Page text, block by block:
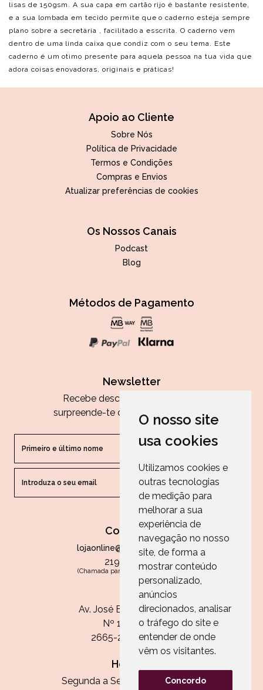
O nosso site
usa cookies
Utilizamos cookies e
outras tecnologias
de medição para
melhorar a sua
experiência de
navegação no nosso
site, de forma a
mostrar conteúdo
personalizado,
anúncios
direcionados, analisar
o tráfego do site e
entender de onde
vêm os visitantes.
Concordo
lisas de 150gsm. A sua capa em cartão rijo é bastante resistente,
e a sua lombada em tecido permite que o caderno esteja sempre
plano sobre a secretária , facilitado a esscrita. O caderno vem
dentro de uma linda caixa que condiz com o seu tema. Este
caderno é um otimo presente para aquela pessoa na tua vida que
adora coisas enovadoras, originais e práticas!
Apoio ao Cliente
Sobre Nós
Política de Privacidade
Termos e Condições
Compras e Envios
Atualizar preferências de cookies
Os Nossos Canais
Podcast
Blog
Métodos de Pagamento
Newsletter
Recebe descontos exclusivos e
surpreende-te com as nossas dicas.
ENVIAR
Contactos
lojaonline@paperandarts.pt
219 862 836
(Chamada para a rede fixa nacional)
Loja
Av. José Batista Antunes
Nº 11, Loja 10
2665-236 Malveira
Horário:
Segunda a Sexta das 13h às 20h